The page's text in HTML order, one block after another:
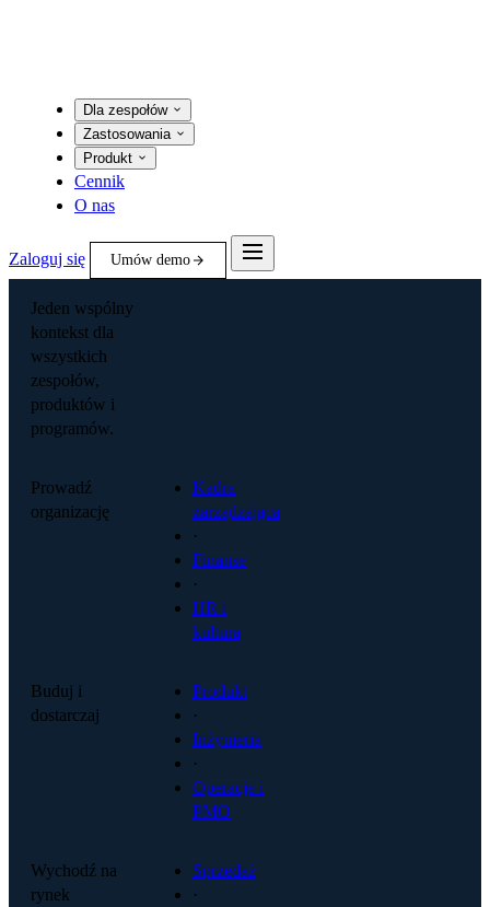
Dla zespołów
Zastosowania
Produkt
Cennik
O nas
Zaloguj się Umów demo
Jeden wspólny
kontekst dla
wszystkich
zespołów,
produktów i
programów.
Prowadź
organizację
Kadra
zarządzająca
·
Finanse
·
HR i
kultura
Buduj i
dostarczaj
Produkt
·
Inżynieria
·
Operacje i
PMO
Wychodź na
rynek
Sprzedaż
·